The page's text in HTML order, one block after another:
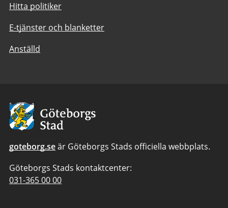
Hitta politiker
E-tjänster och blanketter
Anställd
Avsändare:
Göteborgs
Stad
goteborg.seär Göteborgs Stads officiella webbplats.
Göteborgs Stads kontaktcenter:
Telefonnummer
031-365 00 00